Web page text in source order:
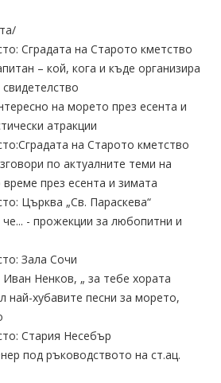
Сградата на Старото кметство
– кой, кога и къде организира
на морето през есента и
атракции
на Старото кметство
по актуалните теми на
през есента и зимата
Църква „Св. Параскева“
- прожекции за любопитни и
Зала Сочи
Ненков, „ за тебе хората
най-хубавите песни за морето,
Стария Несебър
под ръководството на ст.ац.